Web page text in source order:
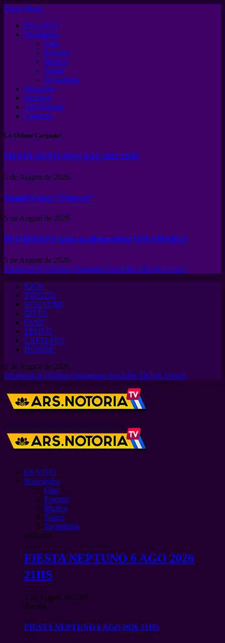
Close Menu
EN VIVO
Novedades
Cine
Eventos
Musica
Teatro
Tecnología
Magazine
Difusion
ARSNotoria
Contacto
Lo Ultimo Cargado!
FIESTA NEPTUNO 6 AGO 2026 21HS
5 de August de 2026
Yamaní Lanza “Charcos”
5 de August de 2026
PEQ BERGEZ lanza su álbum debut SER AMABLE
5 de August de 2026
Facebook X (Twitter) InstagramYouTube TikTok Twitch
KICK
TWITCH
YOUTUBE
INSTA
FACE
TROVO
CAFECITO
DONAR
6 de August de 2026
Facebook X (Twitter) InstagramYouTube TikTok Twitch
EN VIVO
Novedades
Cine
Eventos
Musica
Teatro
Tecnología
Featured
FIESTA NEPTUNO 6 AGO 2026
21HS
5 de August de 2026
Recent
FIESTA NEPTUNO 6 AGO 2026 21HS